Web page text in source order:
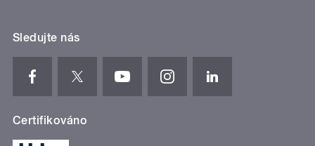
Sledujte nás
Certifikováno